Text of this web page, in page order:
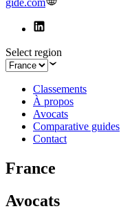
gide.com
Select region
Classements
À propos
Avocats
Comparative guides
Contact
France
Avocats